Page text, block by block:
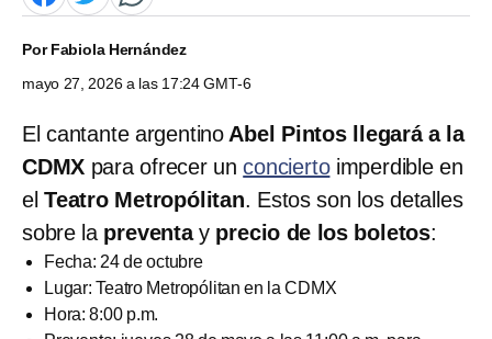
PorFabiola Hernández
mayo 27, 2026 a las 17:24 GMT-6
El cantante argentino Abel Pintos llegará a la
CDMX para ofrecer unconciertoimperdible en
el Teatro Metropólitan. Estos son los detalles
sobre la preventay precio de los boletos:
Fecha: 24 de octubre
Lugar: Teatro Metropólitan en la CDMX
Hora: 8:00 p.m.